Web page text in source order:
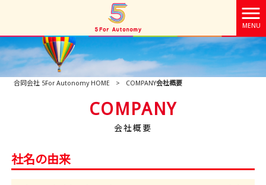
MENU
合同会社 5For Autonomy HOME > COMPANY会社概要
COMPANY
会社概要
社名の由来